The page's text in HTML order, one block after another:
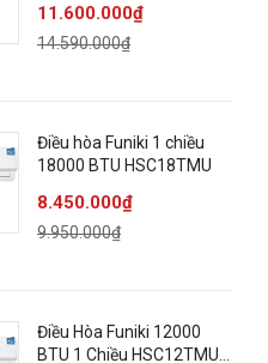
11.600.000₫
14.590.000₫
Điều hòa Funiki 1 chiều
18000 BTU HSC18TMU
8.450.000₫
9.950.000₫
Điều Hòa Funiki 12000
BTU 1 Chiều HSC12TMU -